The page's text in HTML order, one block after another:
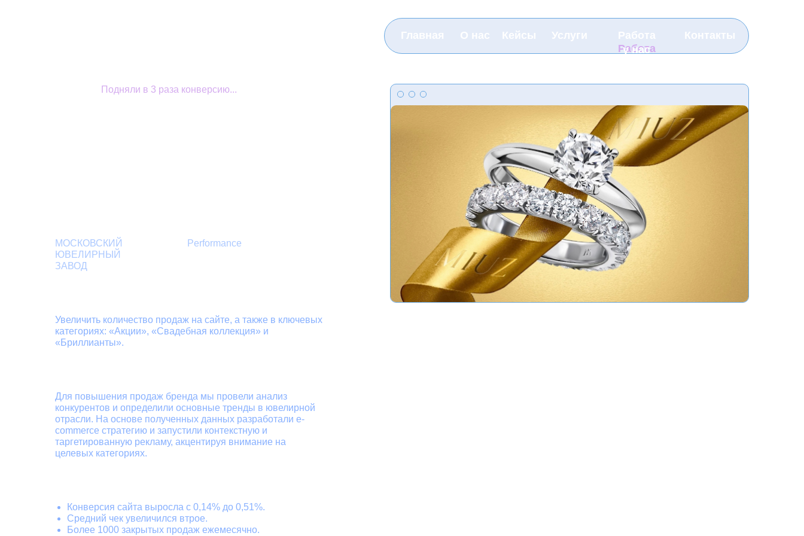
Главная О нас Кейсы Услуги
Работа
у нас
Контакты
Подняли в 3 раза конверсию...
Увеличить количество продаж на сайте, а также в ключевых
категориях: «Акции», «Свадебная коллекция» и
«Бриллианты».
Для повышения продаж бренда мы провели анализ
конкурентов и определили основные тренды в ювелирной
отрасли. На основе полученных данных разработали e-
commerce стратегию и запустили контекстную и
таргетированную рекламу, акцентируя внимание на
целевых категориях.
Конверсия сайта выросла с 0,14% до 0,51%.
Средний чек увеличился втрое.
Более 1000 закрытых продаж ежемесячно.
МОСКОВСКИЙ
ЮВЕЛИРНЫЙ
ЗАВОД
Performance